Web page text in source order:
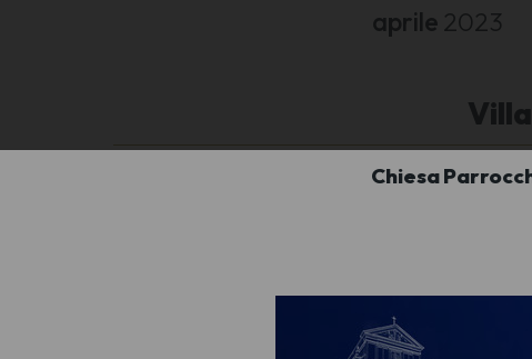
aprile 2023
Chiesa